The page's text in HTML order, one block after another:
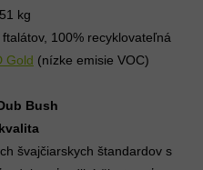
kg
100% recyklovateľná
Gold (nízke emisie VOC)
Bush
švajčiarskych štandardov s